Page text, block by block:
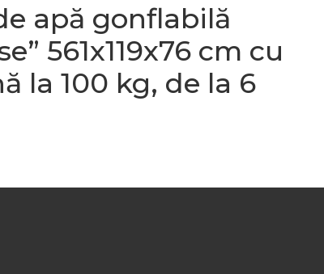
apă gonflabilă
561x119x76 cm cu
la 100 kg, de la 6